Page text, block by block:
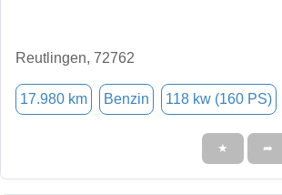
Reutlingen, 72762
17.980 km Benzin 118 kw (160 PS)
★ ➦